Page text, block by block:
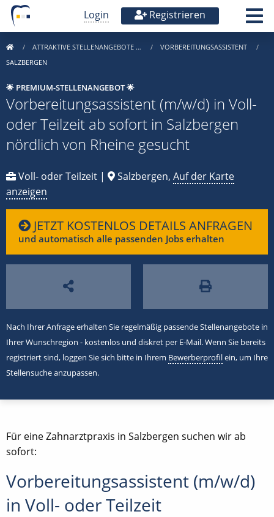
Login Registrieren
ATTRAKTIVE STELLENANGEBOTE …
VORBEREITUNGSASSISTENT
SALZBERGEN
🌟 PREMIUM-STELLENANGEBOT 🌟
Vorbereitungsassistent (m/w/d) in Voll-
oder Teilzeit ab sofort in Salzbergen
nördlich von Rheine gesucht
Voll- oder Teilzeit | Salzbergen, Auf der Karte
anzeigen
JETZT KOSTENLOS DETAILS ANFRAGEN
und automatisch alle passenden Jobs erhalten
Nach Ihrer Anfrage erhalten Sie regelmäßig passende Stellenangebote in
Ihrer Wunschregion - kostenlos und diskret per E-Mail. Wenn Sie bereits
registriert sind, loggen Sie sich bitte in Ihrem Bewerberprofilein, um Ihre
Stellensuche anzupassen.
Für eine Zahnarztpraxis in Salzbergen suchen wir ab
sofort:
Vorbereitungsassistent (m/w/d)
in Voll- oder Teilzeit